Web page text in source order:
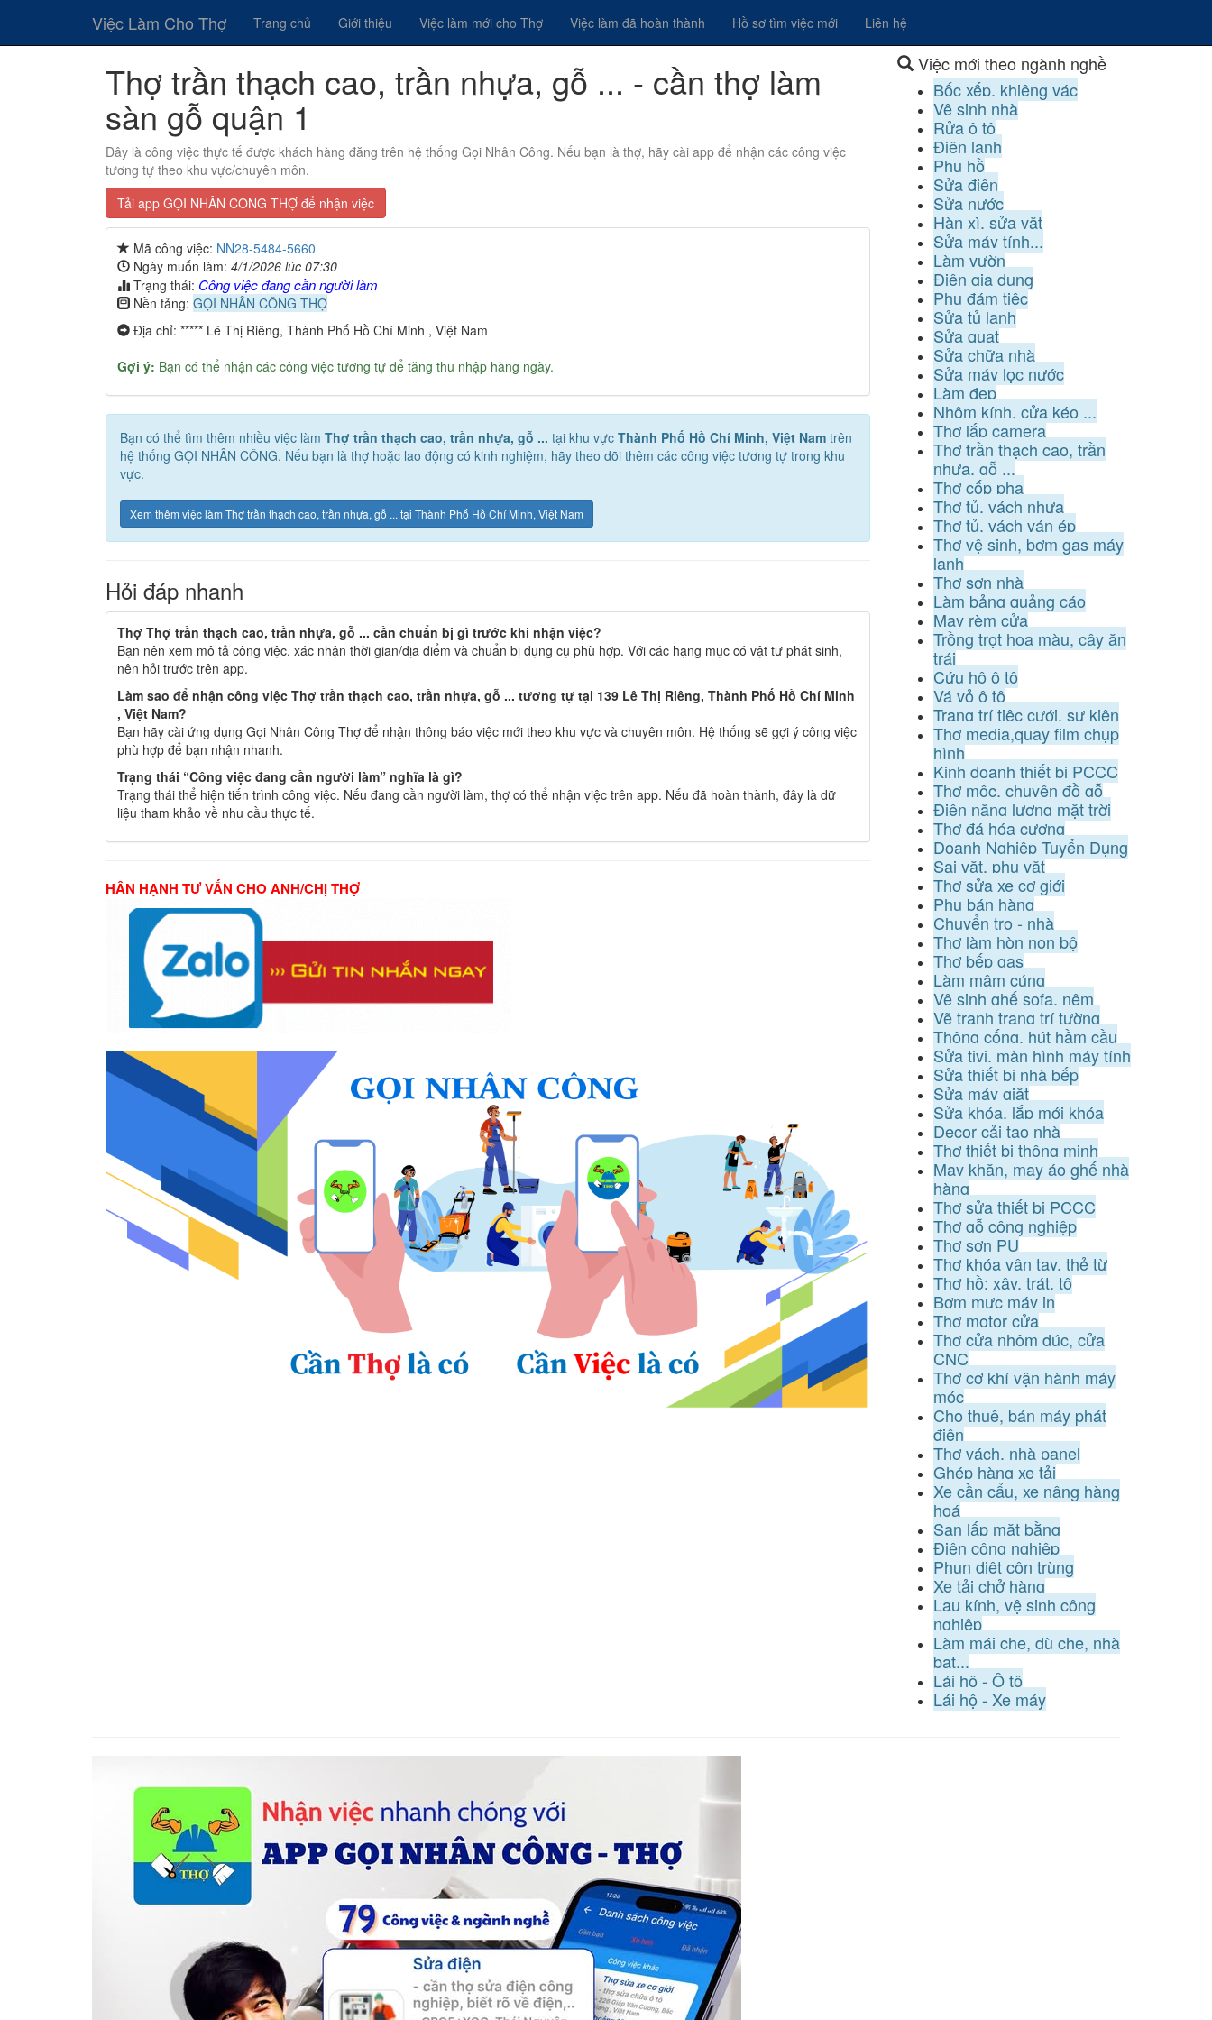
Việc Làm Cho Thợ Trang chủ Giới thiệu Việc làm mới cho Thợ Việc làm đã hoàn thành Hồ sơ tìm việc mới Liên hệ
Thợ trần thạch cao, trần nhựa, gỗ ... - cần thợ làm
sàn gỗ quận 1
Đây là công việc thực tế được khách hàng đăng trên hệ thống Gọi Nhân Công. Nếu bạn là thợ, hãy cài app để nhận các công việc
tương tự theo khu vực/chuyên môn.
Tải app GỌI NHÂN CÔNG THỢ để nhận việc
Mã công việc: NN28-5484-5660
Ngày muốn làm: 4/1/2026 lúc 07:30
Trạng thái: Công việc đang cần người làm
Nền tảng: GỌI NHÂN CÔNG THỢ
Địa chỉ: ***** Lê Thị Riêng, Thành Phố Hồ Chí Minh , Việt Nam
Gợi ý: Bạn có thể nhận các công việc tương tự để tăng thu nhập hàng ngày.
Bạn có thể tìm thêm nhiều việc làm Thợ trần thạch cao, trần nhựa, gỗ ... tại khu vực Thành Phố Hồ Chí Minh, Việt Nam trên
hệ thống GỌI NHÂN CÔNG. Nếu bạn là thợ hoặc lao động có kinh nghiệm, hãy theo dõi thêm các công việc tương tự trong khu
vực.
Xem thêm việc làm Thợ trần thạch cao, trần nhựa, gỗ ... tại Thành Phố Hồ Chí Minh, Việt Nam
Hỏi đáp nhanh
Thợ Thợ trần thạch cao, trần nhựa, gỗ ... cần chuẩn bị gì trước khi nhận việc?
Bạn nên xem mô tả công việc, xác nhận thời gian/địa điểm và chuẩn bị dụng cụ phù hợp. Với các hạng mục có vật tư phát sinh,
nên hỏi trước trên app.
Làm sao để nhận công việc Thợ trần thạch cao, trần nhựa, gỗ ... tương tự tại 139 Lê Thị Riêng, Thành Phố Hồ Chí Minh
, Việt Nam?
Bạn hãy cài ứng dụng Gọi Nhân Công Thợ để nhận thông báo việc mới theo khu vực và chuyên môn. Hệ thống sẽ gợi ý công việc
phù hợp để bạn nhận nhanh.
Trạng thái “Công việc đang cần người làm” nghĩa là gì?
Trạng thái thể hiện tiến trình công việc. Nếu đang cần người làm, thợ có thể nhận việc trên app. Nếu đã hoàn thành, đây là dữ
liệu tham khảo về nhu cầu thực tế.
HÂN HẠNH TƯ VẤN CHO ANH/CHỊ THỢ
Việc mới theo ngành nghề
Bốc xếp, khiêng vác
Vệ sinh nhà
Rửa ô tô
Điện lạnh
Phụ hồ
Sửa điện
Sửa nước
Hàn xì, sửa vặt
Sửa máy tính...
Làm vườn
Điện gia dụng
Phụ đám tiệc
Sửa tủ lạnh
Sửa quạt
Sửa chữa nhà
Sửa máy lọc nước
Làm đẹp
Nhôm kính, cửa kéo ...
Thợ lắp camera
Thợ trần thạch cao, trần
nhựa, gỗ ...
Thợ cốp pha
Thợ tủ, vách nhựa
Thợ tủ, vách ván ép
Thợ vệ sinh, bơm gas máy
lạnh
Thợ sơn nhà
Làm bảng quảng cáo
May rèm cửa
Trồng trọt hoa màu, cây ăn
trái
Cứu hộ ô tô
Vá vỏ ô tô
Trang trí tiệc cưới, sự kiện
Thợ media,quay film chụp
hình
Kinh doanh thiết bị PCCC
Thợ mộc, chuyên đồ gỗ
Điện năng lượng mặt trời
Thợ đá hóa cương
Doanh Nghiệp Tuyển Dụng
Sai vặt, phụ vặt
Thợ sửa xe cơ giới
Phụ bán hàng
Chuyển trọ - nhà
Thợ làm hòn non bộ
Thợ bếp gas
Làm mâm cúng
Vệ sinh ghế sofa, nệm
Vẽ tranh trang trí tường
Thông cống, hút hầm cầu
Sửa tivi, màn hình máy tính
Sửa thiết bị nhà bếp
Sửa máy giặt
Sửa khóa, lắp mới khóa
Decor cải tạo nhà
Thợ thiết bị thông minh
May khăn, may áo ghế nhà
hàng
Thợ sửa thiết bị PCCC
Thợ gỗ công nghiệp
Thợ sơn PU
Thợ khóa vân tay, thẻ từ
Thợ hồ: xây, trát, tô
Bơm mực máy in
Thợ motor cửa
Thợ cửa nhôm đúc, cửa
CNC
Thợ cơ khí vận hành máy
móc
Cho thuê, bán máy phát
điện
Thợ vách, nhà panel
Ghép hàng xe tải
Xe cần cẩu, xe nâng hàng
hoá
San lấp mặt bằng
Điện công nghiệp
Phun diệt côn trùng
Xe tải chở hàng
Lau kính, vệ sinh công
nghiệp
Làm mái che, dù che, nhà
bạt...
Lái hộ - Ô tô
Lái hộ - Xe máy